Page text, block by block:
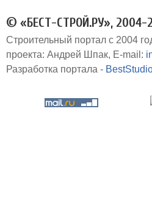
© «БЕСТ-СТРОЙ.РУ», 2004-
Строительный портал с 2004
проекта: Андрей Шпак E-mail:
Разработка портала -